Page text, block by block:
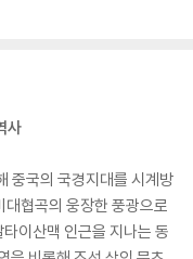
사
중국의 국경지대를 시계방
대협곡의 웅장한 풍광으로
이산맥 인근을 지나는 동